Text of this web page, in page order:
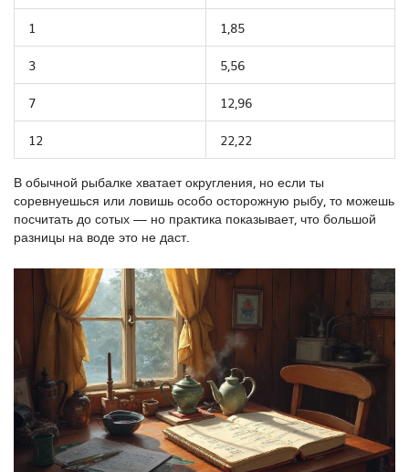
1 1,85
3 5,56
7 12,96
12 22,22
В обычной рыбалке хватает округления, но если ты
соревнуешься или ловишь особо осторожную рыбу, то можешь
посчитать до сотых — но практика показывает, что большой
разницы на воде это не даст.